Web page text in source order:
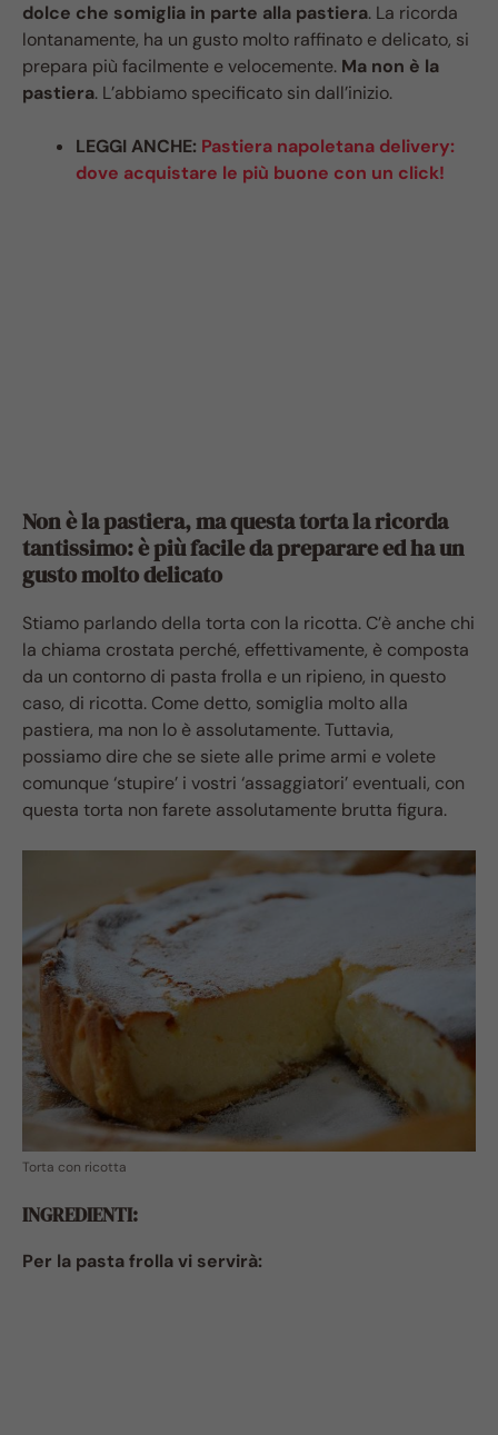
dolce che somiglia in parte alla pastiera. La ricorda
lontanamente, ha un gusto molto raffinato e delicato, si
prepara più facilmente e velocemente. Ma non è la
pastiera. L’abbiamo specificato sin dall’inizio.
LEGGI ANCHE: Pastiera napoletana delivery:
dove acquistare le più buone con un click!
Non è la pastiera, ma questa torta la ricorda
tantissimo: è più facile da preparare ed ha un
gusto molto delicato
Stiamo parlando della torta con la ricotta. C’è anche chi
la chiama crostata perché, effettivamente, è composta
da un contorno di pasta frolla e un ripieno, in questo
caso, di ricotta. Come detto, somiglia molto alla
pastiera, ma non lo è assolutamente. Tuttavia,
possiamo dire che se siete alle prime armi e volete
comunque ‘stupire’ i vostri ‘assaggiatori’ eventuali, con
questa torta non farete assolutamente brutta figura.
Torta con ricotta
INGREDIENTI:
Per la pasta frolla vi servirà: